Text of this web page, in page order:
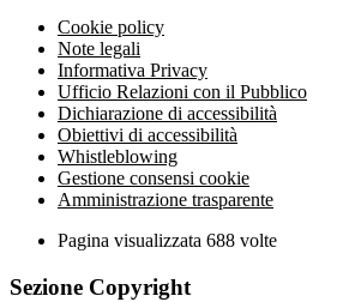
Cookie policy
Note legali
Informativa Privacy
Ufficio Relazioni con il Pubblico
Dichiarazione di accessibilità
Obiettivi di accessibilità
Whistleblowing
Gestione consensi cookie
Amministrazione trasparente
Pagina visualizzata 688 volte
Sezione Copyright